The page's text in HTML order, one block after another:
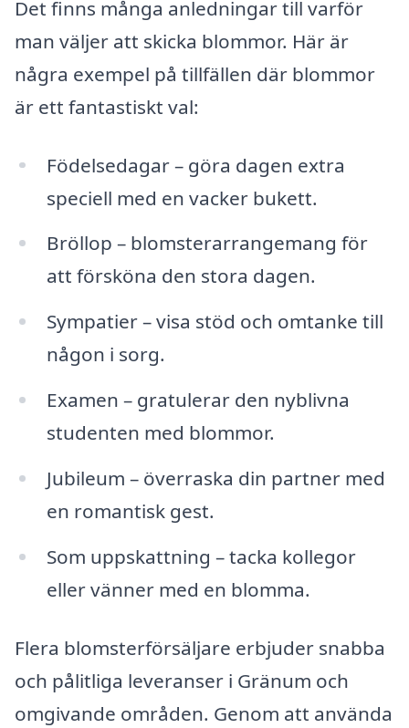
Det finns många anledningar till varför
man väljer att skicka blommor. Här är
några exempel på tillfällen där blommor
är ett fantastiskt val:
Födelsedagar – göra dagen extra
speciell med en vacker bukett.
Bröllop – blomsterarrangemang för
att försköna den stora dagen.
Sympatier – visa stöd och omtanke till
någon i sorg.
Examen – gratulerar den nyblivna
studenten med blommor.
Jubileum – överraska din partner med
en romantisk gest.
Som uppskattning – tacka kollegor
eller vänner med en blomma.
Flera blomsterförsäljare erbjuder snabba
och pålitliga leveranser i Gränum och
omgivande områden. Genom att använda